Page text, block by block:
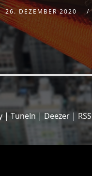
26. DEZEMBER 2020
|TuneIn | Deezer | RSS